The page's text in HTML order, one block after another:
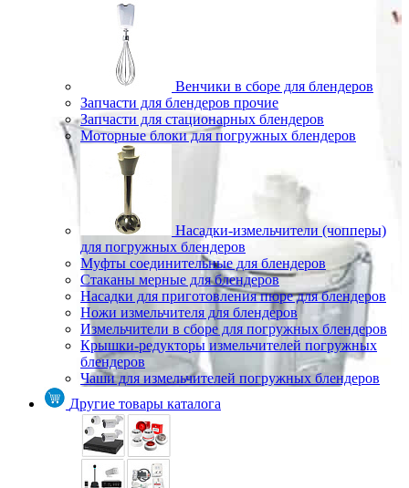
Венчики в сборе для блендеров
Запчасти для блендеров прочие
Запчасти для стационарных блендеров
Моторные блоки для погружных блендеров
Насадки-измельчители (чопперы)
для погружных блендеров
Муфты соединительные для блендеров
Стаканы мерные для блендеров
Насадки для приготовления пюре для блендеров
Ножи измельчителя для блендеров
Измельчители в сборе для погружных блендеров
Крышки-редукторы измельчителей погружных
блендеров
Чаши для измельчителей погружных блендеров
Другие товары каталога